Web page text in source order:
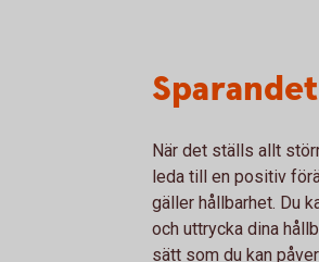
När det ställs allt
leda till en positiv
gäller hållbarhet. Du
och uttrycka dina
sätt som du kan